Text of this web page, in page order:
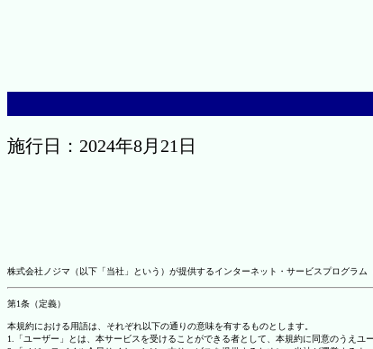
施行日：2024年8月21日
株式会社ノジマ（以下「当社」という）が提供するインターネット・サービスプログラ
第1条（定義）
本規約における用語は、それぞれ以下の通りの意味を有するものとします。
1.「ユーザー」とは、本サービスを受けることができる者として、本規約に同意のうえユ